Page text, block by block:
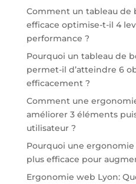
Comment un tableau de
efficace optimise-t-il 4
performance ?
Pourquoi un tableau de
permet-il d’atteindre 6
efficacement ?
Comment une
améliorer 3 éléments
utilisateur ?
Pourquoi une
plus efficace pour
Ergonomie web Lyon: